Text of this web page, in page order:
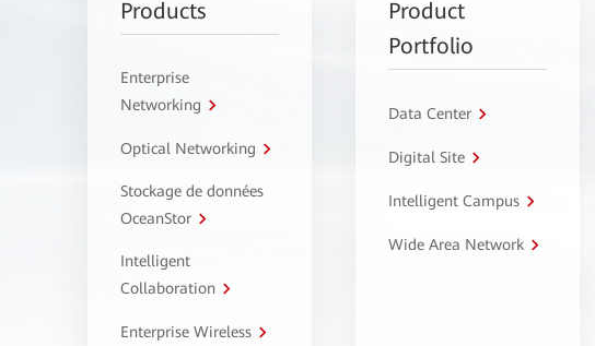
Products
Enterprise
Networking
Optical Networking
Stockage de données
OceanStor
Intelligent
Collaboration
Enterprise Wireless
Product
Portfolio
Data Center
Digital Site
Intelligent Campus
Wide Area Network